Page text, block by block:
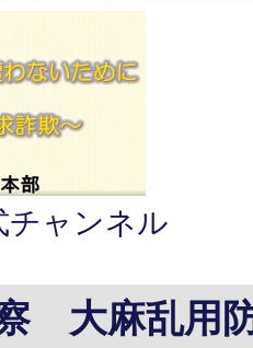
チャンネル
察 大麻乱用